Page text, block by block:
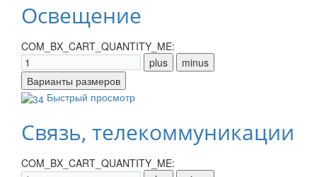
Освещение
COM_BX_CART_QUANTITY_ME:
Быстрый просмотр
Связь, телекоммуникации
COM_BX_CART_QUANTITY_ME: